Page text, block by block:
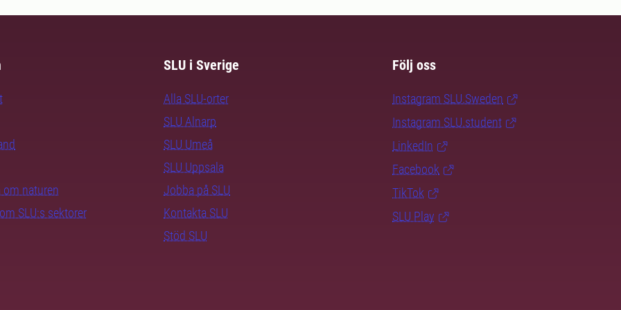
naturen
SLU:s sektorer
SLU i Sverige
Alla SLU-orter
SLU Alnarp
SLU Umeå
SLU Uppsala
Jobba på SLU
Kontakta SLU
Stöd SLU
Följ oss
Instagram SLU.Sweden
Instagram SLU.student
LinkedIn
Facebook
TikTok
SLU Play